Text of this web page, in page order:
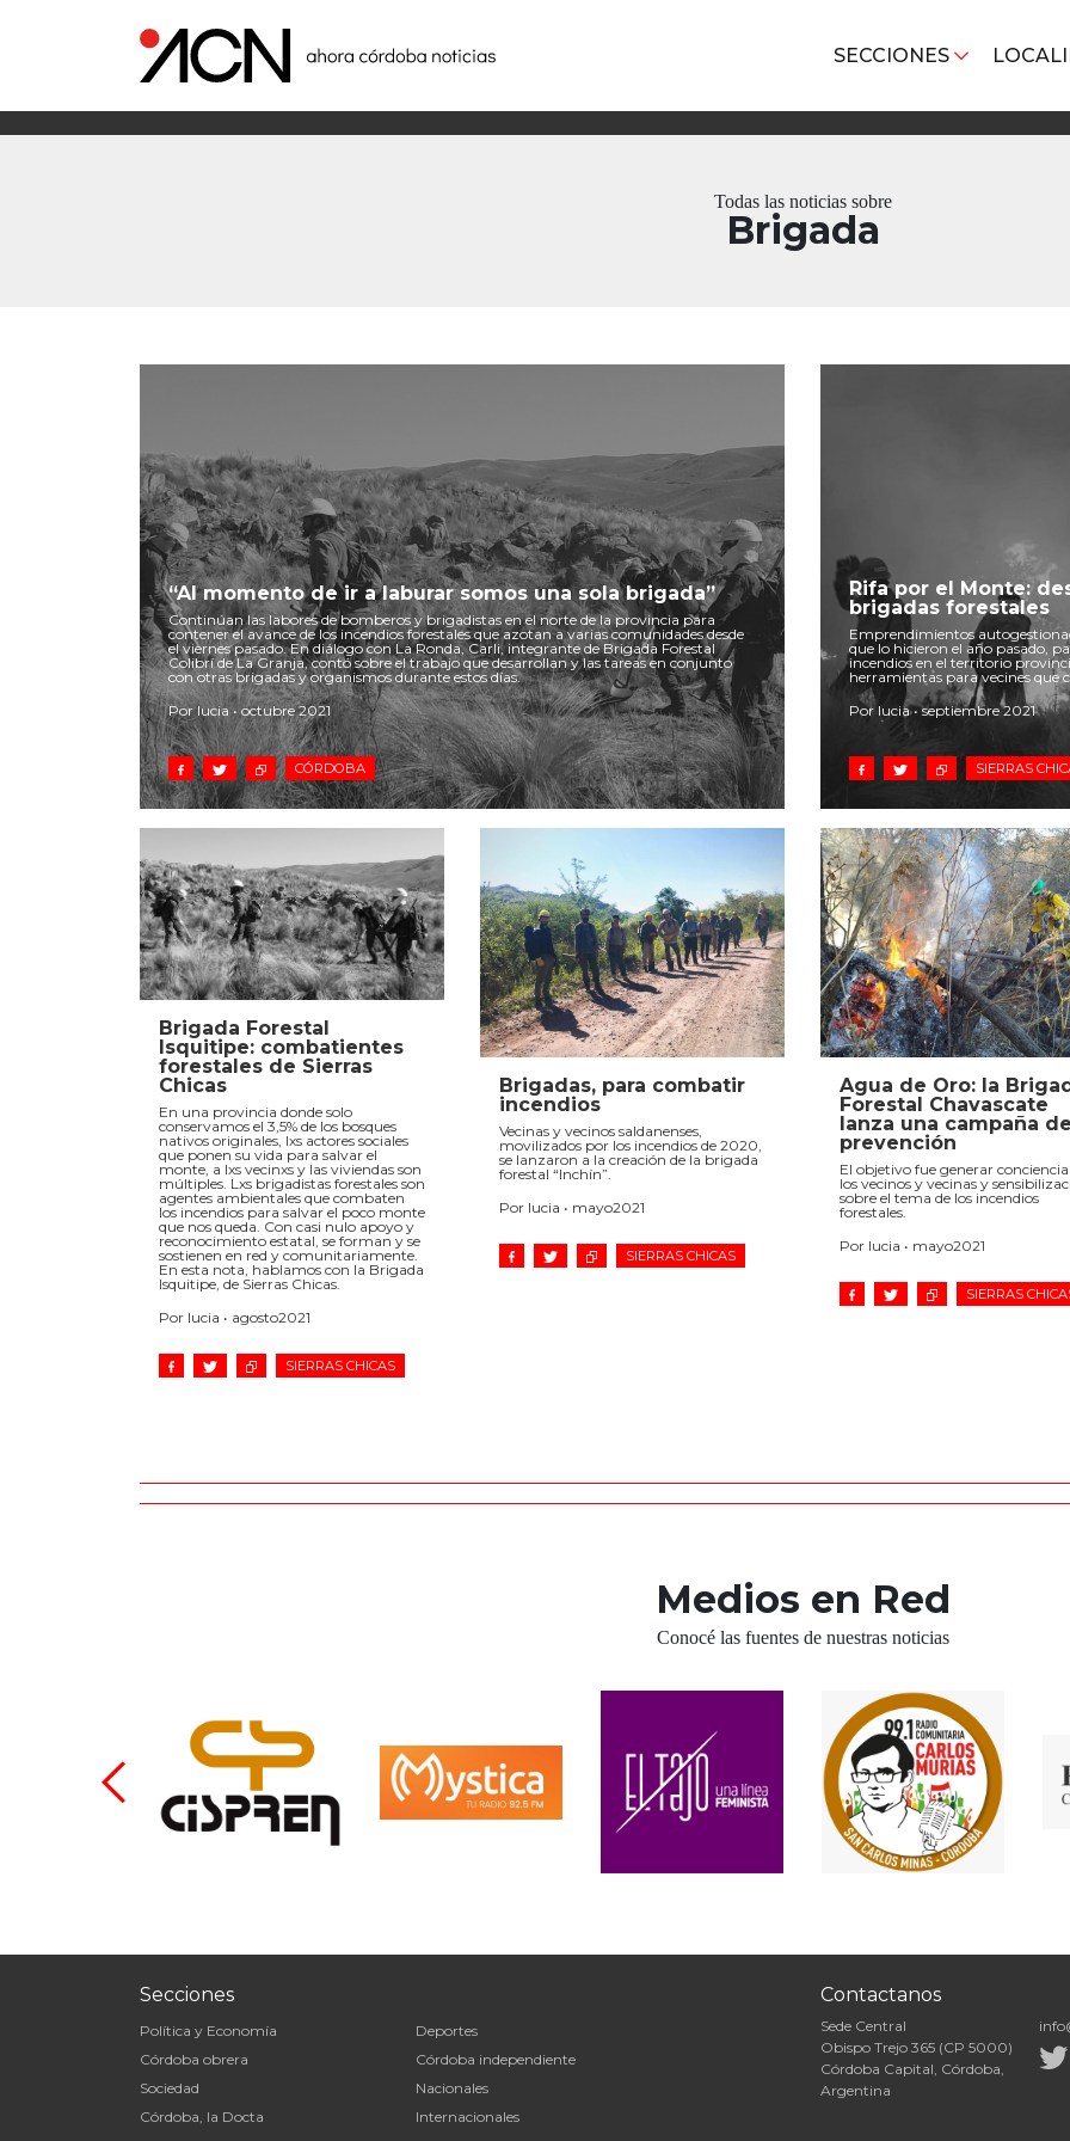
SECCIONES
Todas las noticias sobre
Brigada
“Al momento de ir a laburar somos una sola brigada”
Continúan las labores de bomberos y brigadistas en el norte de la provincia para
contener el avance de los incendios forestales que azotan a varias comunidades desde
el viernes pasado. En diálogo con La Ronda, Carli, integrante de Brigada Forestal
Colibrí de La Granja, contó sobre el trabajo que desarrollan y las tareas en conjunto
con otras brigadas y organismos durante estos días.
Por lucia • octubre 2021
CÓRDOBA
Rifa por el Monte:
brigadas forestales
Emprendimientos
que lo hicieron el año pasado,
incendios en el territorio
herramientas para vecines que
Por lucia • septiembre 2021
SIERRAS
Brigada Forestal
Isquitipe: combatientes
forestales de Sierras
Chicas
En una provincia donde solo
conservamos el 3,5% de los bosques
nativos originales, lxs actores sociales
que ponen su vida para salvar el
monte, a lxs vecinxs y las viviendas son
múltiples. Lxs brigadistas forestales son
agentes ambientales que combaten
los incendios para salvar el poco monte
que nos queda. Con casi nulo apoyo y
reconocimiento estatal, se forman y se
sostienen en red y comunitariamente.
En esta nota, hablamos con la Brigada
Isquitipe, de Sierras Chicas.
Por lucia • agosto2021
SIERRAS CHICAS
Brigadas, para combatir
incendios
Vecinas y vecinos saldanenses,
movilizados por los incendios de 2020,
se lanzaron a la creación de la brigada
forestal “Inchín”.
Por lucia • mayo2021
SIERRAS CHICAS
Agua de Oro: la
Forestal Chavascate
lanza una campaña de
prevención
El objetivo fue generar conciencia
los vecinos y vecinas y
sobre el tema de los incendios
forestales.
Por lucia • mayo2021
SIERRAS
Medios en Red
Conocé las fuentes de nuestras noticias
Secciones
Política y Economía
Córdoba obrera
Sociedad
Córdoba, la Docta
Deportes
Córdoba independiente
Nacionales
Internacionales
Contactanos
Sede Central
Obispo Trejo 365 (CP 5000)
Córdoba Capital, Córdoba,
Argentina